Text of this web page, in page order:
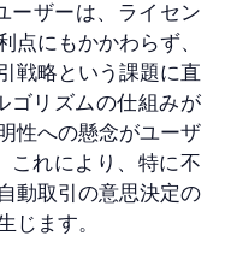
ーザーは、ライセン
点にもかかわらず、
戦略という課題に直
ゴリズムの仕組みが
性への懸念がユーザ
これにより、特に不
動取引の意思決定の
じます。